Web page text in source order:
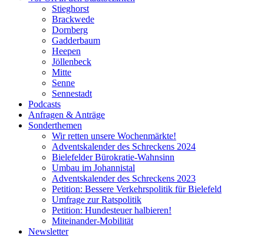
Stieghorst
Brackwede
Dornberg
Gadderbaum
Heepen
Jöllenbeck
Mitte
Senne
Sennestadt
Podcasts
Anfragen & Anträge
Sonderthemen
Wir retten unsere Wochenmärkte!
Adventskalender des Schreckens 2024
Bielefelder Bürokratie-Wahnsinn
Umbau im Johannistal
Adventskalender des Schreckens 2023
Petition: Bessere Verkehrspolitik für Bielefeld​​
Umfrage zur Ratspolitik
Petition: Hundesteuer halbieren!
Miteinander-Mobilität
Newsletter